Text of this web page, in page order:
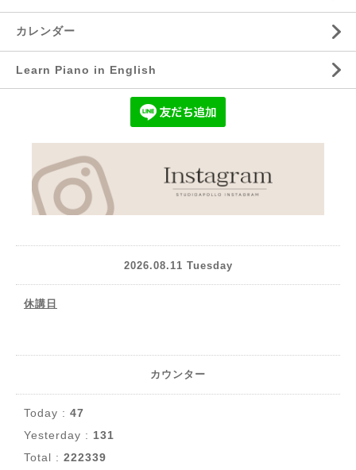
カレンダー
Learn Piano in English
2026.08.11 Tuesday
休講日
カウンター
Today : 47
Yesterday : 131
Total : 222339